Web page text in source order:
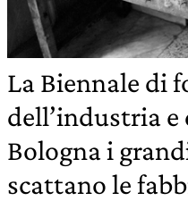
La Biennale di
dell’industria e
Bologna i
scattano le